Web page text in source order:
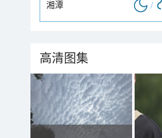
湘潭 /
高清图集